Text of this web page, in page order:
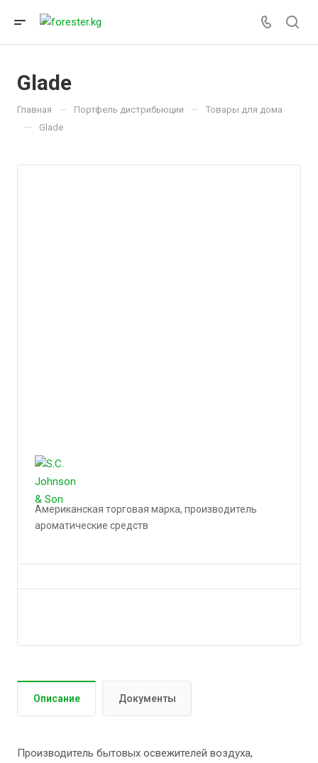
Glade
Главная — Портфель дистрибьюции — Товары для дома
— Glade
Американская торговая марка, производитель
ароматические средств
Описание Документы
Производитель бытовых освежителей воздуха,